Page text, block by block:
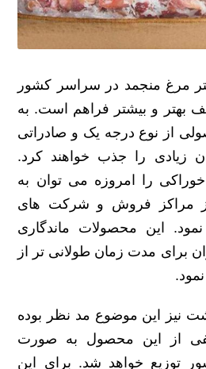
منجمد در سراسر کشور
بهتر و بیشتر فراهم است. به
از نوع درجه یک و صادراتی
زیادی را جذب خواهند کرد.
را امروزه می توان به
مراکز فروش و شرکت های
نمود. این محصولات ماندگاری
برای مدت زمان طولانی تر از
نیز این موضوع مد نظر بوده
از این محصول به صورت
توزیع خواهد شد. برای این